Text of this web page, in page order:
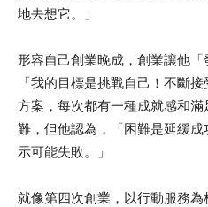
地去想它。」
形容自己創業晚成，創業讓他「
「我的目標是挑戰自己！不斷
方案，每次都有一種成就感和
難，但他認為，「困難是延緩
示可能失敗。」
就像第四次創業，以行動服務